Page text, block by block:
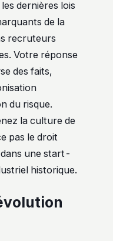
dernières lois
de la
recruteurs
Votre réponse
des faits,
du risque.
la culture de
pas le droit
une start-
historique.